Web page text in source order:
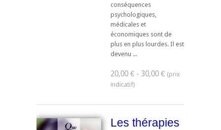
conséquences
psychologiques,
médicales et
économiques sont de
plus en plus lourdes. Il est
devenu ...
20,00 € - 30,00 €
Les thérapies